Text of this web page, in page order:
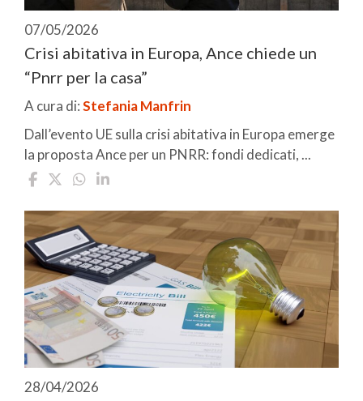
07/05/2026
Crisi abitativa in Europa, Ance chiede un
“Pnrr per la casa”
A cura di:Stefania Manfrin
Dall’evento UE sulla crisi abitativa in Europa emerge
la proposta Ance per un PNRR: fondi dedicati, ...
28/04/2026